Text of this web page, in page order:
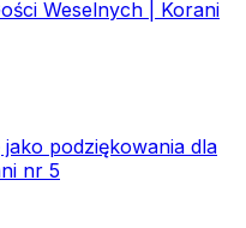
Weselnych | Korani
podziękowania dla
nr 5